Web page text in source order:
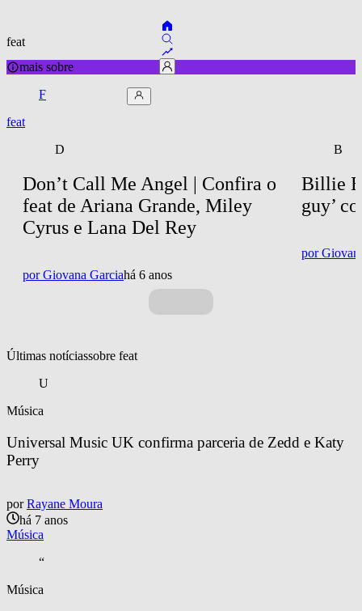
feat
mais sobre
F
feat
D
Don’t Call Me Angel | Confira o
feat de Ariana Grande, Miley
Cyrus e Lana Del Rey
porGiovana Garciahá 6 anos
B
Billie
guy’
por
Últimas notíciassobre feat
U
Música
Universal Music UK confirma parceria de Zedd e Katy
Perry
por Rayane Moura
há 7 anos
Música
“
Música